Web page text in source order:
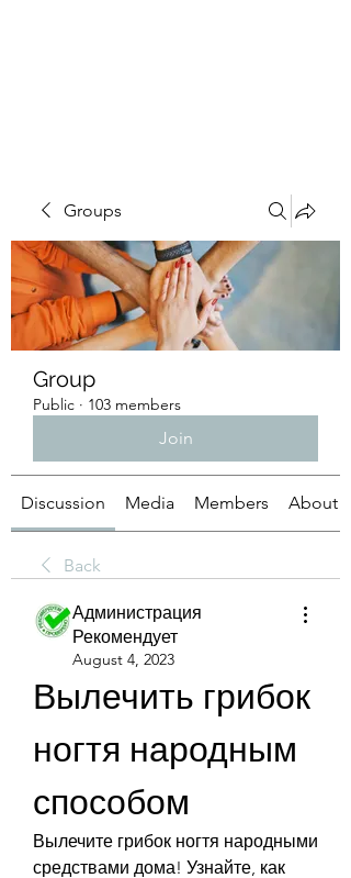
Groups
Group
Public · 103 members
Join
Discussion Media Members About
Back
Администрация
Рекомендует
August 4, 2023
Вылечить грибок
ногтя народным
способом
Вылечите грибок ногтя народными
средствами дома! Узнайте, как